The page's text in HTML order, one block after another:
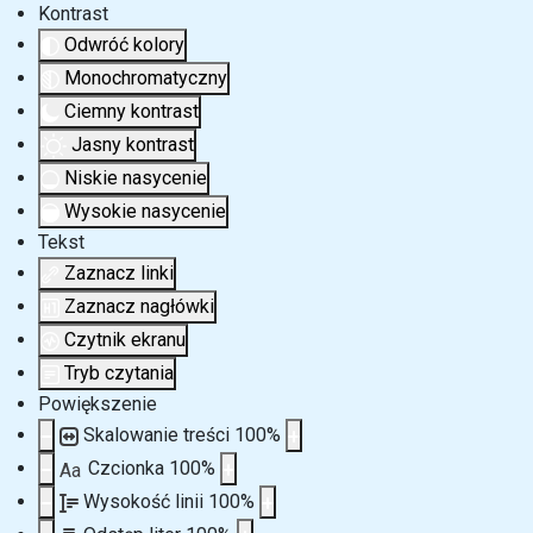
Kontrast
Odwróć kolory
Monochromatyczny
Ciemny kontrast
Jasny kontrast
Niskie nasycenie
Wysokie nasycenie
Tekst
Zaznacz linki
Zaznacz nagłówki
Czytnik ekranu
Tryb czytania
Powiększenie
Skalowanie treści 100%
Aa Czcionka 100%
Wysokość linii 100%